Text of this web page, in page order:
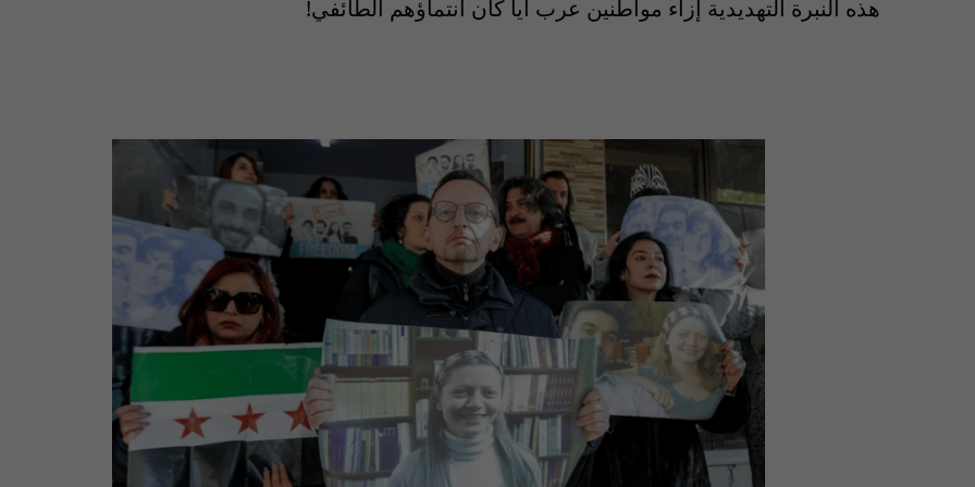
هذه النبرة التهديدية إزاء مواطنين عرب أياً كان انتماؤهم الطائفي!